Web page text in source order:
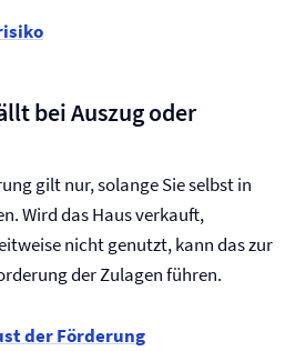
bei Auszug oder
gilt nur, solange Sie selbst in
Wird das Haus verkauft,
nicht genutzt, kann das zur
der Zulagen führen.
der Förderung